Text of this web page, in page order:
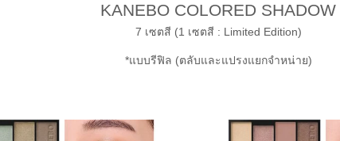
KANEBO COLORED SHADOW
7 เซตสี (1 เซตสี : Limited Edition)
*แบบรีฟิล (ตลับและแปรงแยกจำหน่าย)